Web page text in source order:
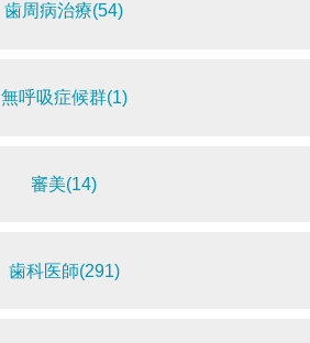
歯周病治療(54)
無呼吸症候群(1)
審美(14)
歯科医師(291)